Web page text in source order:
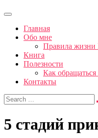
Главная
Обо мне
Правила жизни
Книга
Полезности
Как
Контакты
5 стадий